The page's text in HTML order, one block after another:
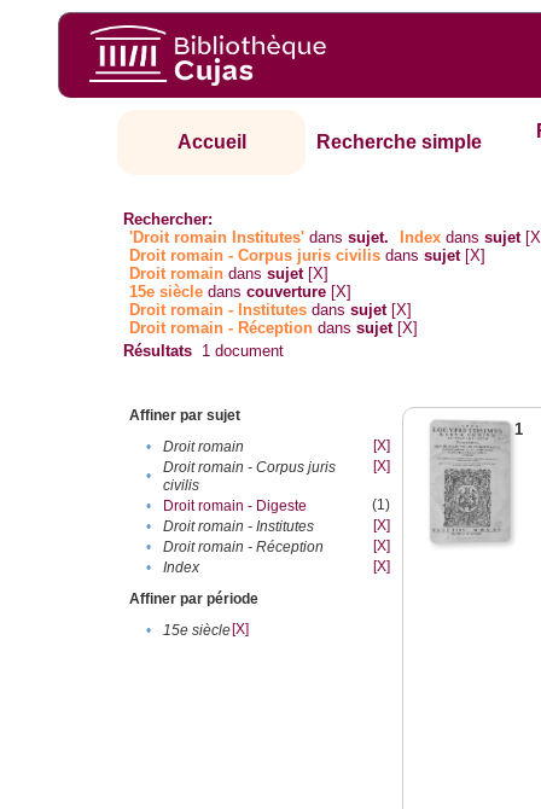
Accueil Recherche simple
Rechercher:
'Droit romain Institutes' danssujet. Index danssujet
Droit romain - Corpus juris civilis danssujet [X]
Droit romain danssujet [X]
15e siècle danscouverture [X]
Droit romain - Institutes danssujet [X]
Droit romain - Réception danssujet [X]
Résultats 1 document
Affiner par sujet
•
Droit romain
[X]
•
Droit romain - Corpus juris
civilis
[X]
• Droit romain - Digeste
(1)
•
Droit romain - Institutes
[X]
•
Droit romain - Réception
[X]
•
Index
[X]
Affiner par période
•
15e siècle[X]
1